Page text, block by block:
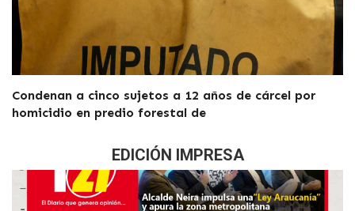
Condenan a cinco sujetos a 12 años de cárcel por
homicidio en predio forestal de
EDICIÓN IMPRESA